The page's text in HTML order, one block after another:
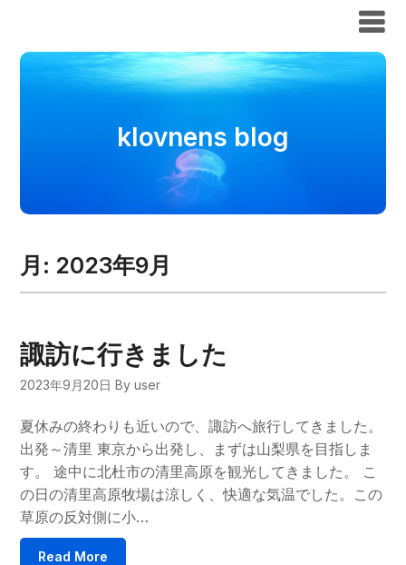
klovnens blog
月: 2023年9月
諏訪に行きました
2023年9月20日 By user
夏休みの終わりも近いので、諏訪へ旅行してきました。
出発～清里 東京から出発し、まずは山梨県を目指しま
す。 途中に北杜市の清里高原を観光してきました。 こ
の日の清里高原牧場は涼しく、快適な気温でした。この
草原の反対側に小…
Read More